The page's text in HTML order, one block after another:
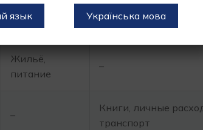
ресурсы
–
Жильё,
питание
–
–
Книги, личные
транспорт
язык Українська мова